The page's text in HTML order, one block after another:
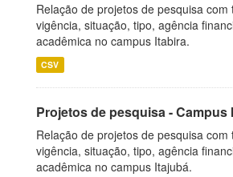
Relação de projetos de pesquisa com
vigência, situação, tipo, agência
acadêmica no campus Itabira.
CSV
Projetos de pesquisa - Campus
Relação de projetos de pesquisa com
vigência, situação, tipo, agência
acadêmica no campus Itajubá.